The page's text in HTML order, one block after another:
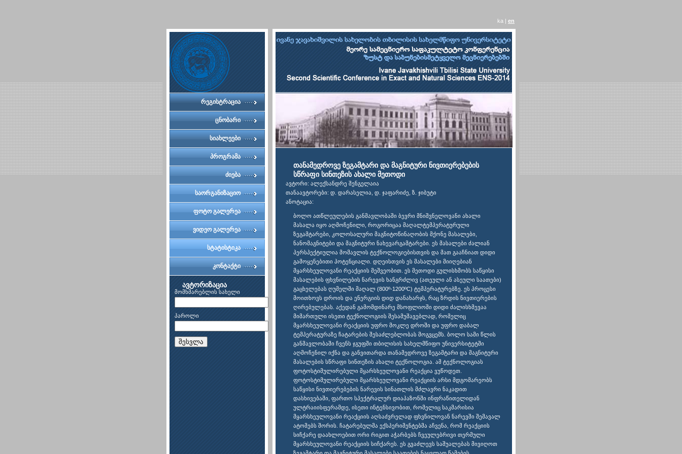
ka | en
რეგისტრაცია
ცნობარი
სიახლეები
პროგრამა
ძიება
საორგანიზაციო
კომიტეტი
ფოტო გალერეა
ვიდეო გალერეა
სტატისტიკა
კონტაქტი
ავტორიზაცია
მომხმარებლის სახელი
პაროლი
შესვლა
თანამედროვე ზეგამტარი და მაგნიტური ნივთიერებების
სწრაფი სინთეზის ახალი მეთოდი
ავტორი: ალექსანდრე შენგელაია
თანაავტორები: დ. დარასელია, დ. ჯაფარიძე, ზ. ჯიბუტი
ანოტაცია:
ბოლო ათწლეულების განმავლობაში ბევრი მნიშვნელოვანი ახალი
მასალა იყო აღმოჩენილი, როგორიცაა მაღალტემპერატურული
ზეგამტარები, კოლოსალური მაგნიტოწინაღობის მქონე მასალები,
ნანომაგნიტები და მაგნიტური ნახევარგამტარები. ეს მასალები ძალიან
პერსპექტიულია მომავლის ტექნოლოგიებისთვის და მათ გააჩნიათ დიდი
გამოყენებითი პოტენციალი. დღეისთვის ეს მასალები მიიღებიან
მყარსხეულოვანი რეაქციის მეშვეობით. ეს მეთოდი გულისხმობს საწყისი
მასალების ფხვნილების ნარევის ხანგრძლივ (ათეული ან ასეული საათები)
გაცხელებას ღუმელში მაღალ (800º-1200ºC) ტემპერატურებზე. ეს პროცესი
მოითხოვს დროის და ენერგიის დიდ დანახარჯს, რაც ზრდის ნივთიერების
ღირებულებას. აქედან გამომდინარე მსოფლიოში დიდი ძალისხმევაა
მიმართული ისეთი ტექნოლოგიის შესამუშავებლად, რომელიც
მყარსხეულოვანი რეაქციის უფრო მოკლე დროში და უფრო დაბალ
ტემპერატურაზე ჩატარების შესაძლებლობას მოგვცემს. ბოლო სამი წლის
განმავლობაში ჩვენს ჯგუფში თბილისის სახელმწიფო უნივერსიტეტში
აღმოჩენილ იქნა და განვითარდა თანამედროვე ზეგამტარი და მაგნიტური
მასალების სწრაფი სინთეზის ახალი ტექნოლოგია. ამ ტექნოლოგიას
ფოტოსტიმულირებული მყარსხეულოვანი რეაქცია ვუწოდეთ.
ფოტოსტიმულირებული მყარსხეულოვანი რეაქციის არსი მდგომარეობს
საწყისი ნივთიერებების ნარევის სინათლის მძლავრი ნაკადით
დასხივებაში, ფართო სპექტრალურ დიაპაზონში ინფრაწითელიდან
ულტრაიისფერამდე, ისეთი ინტენსივობით, რომელიც საკმარისია
მყარსხეულოვანი რეაქციის აღსაძვრელად ფხვნილოვან ნარევში შემავალ
ატომებს შორის. ჩატარებულმა ექსპერიმენტებმა აჩვენა, რომ რეაქციის
სიჩქარე დაახლოებით ორი რიგით აჭარბებს ჩვეულებრივი თერმული
მყარსხეულოვანი რეაქციის სიჩქარეს. ეს გვაძლევს საშუალებას მივიღოთ